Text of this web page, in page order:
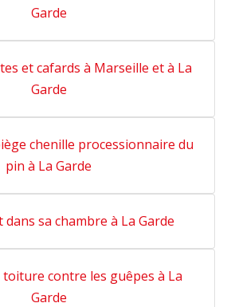
Garde
et cafards à Marseille et à La
Garde
chenille processionnaire du
pin à La Garde
dans sa chambre à La Garde
contre les guêpes à La
Garde